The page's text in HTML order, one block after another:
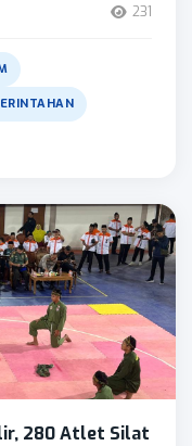
231
280 Atlet Silat